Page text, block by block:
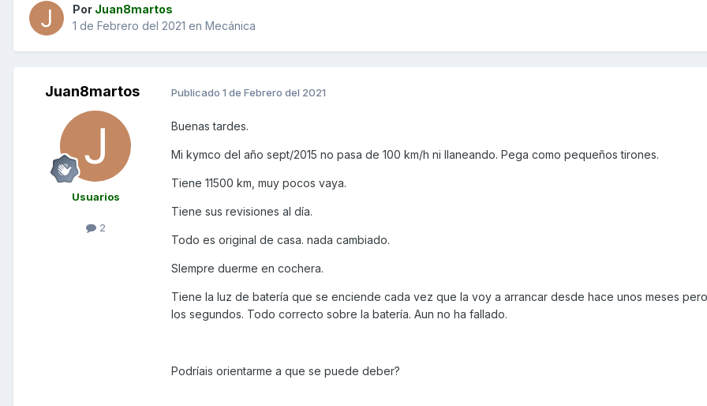
Por Juan8martos
1 de Febrero del 2021 en Mecánica
Juan8martos
Usuarios
2
Publicado 1 de Febrero del 2021
Buenas tardes.
Mi kymco del año sept/2015 no pasa de 100 km/h ni llaneando. Pega como pequeños tirones.
Tiene 11500 km, muy pocos vaya.
Tiene sus revisiones al día.
Todo es original de casa. nada cambiado.
SIempre duerme en cochera.
Tiene la luz de batería que se enciende cada vez que la voy a arrancar desde hace unos meses
los segundos. Todo correcto sobre la batería. Aun no ha fallado.
Podríais orientarme a que se puede deber?